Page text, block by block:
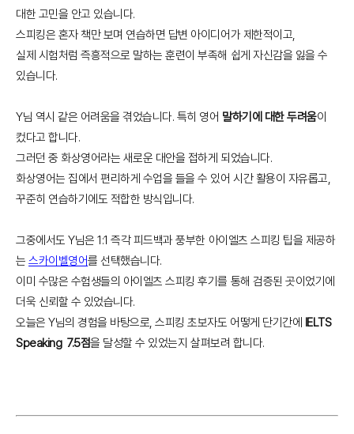
대한 고민을 안고 있습니다.
스피킹은 혼자 책만 보며 연습하면 답변 아이디어가 제한적이고,
실제 시험처럼 즉흥적으로 말하는 훈련이 부족해 쉽게 자신감을 잃을 수
있습니다.
Y님 역시 같은 어려움을 겪었습니다. 특히 영어 말하기에 대한 두려움이
컸다고 합니다.
그러던 중 화상영어라는 새로운 대안을 접하게 되었습니다.
화상영어는 집에서 편리하게 수업을 들을 수 있어 시간 활용이 자유롭고,
꾸준히 연습하기에도 적합한 방식입니다.
그중에서도 Y님은 1:1 즉각 피드백과 풍부한 아이엘츠 스피킹 팁을 제공하
는스카이벨영어를 선택했습니다.
이미 수많은 수험생들의 아이엘츠 스피킹 후기를 통해 검증된 곳이었기에
더욱 신뢰할 수 있었습니다.
오늘은 Y님의 경험을 바탕으로, 스피킹 초보자도 어떻게 단기간에 IELTS
Speaking 7.5점을 달성할 수 있었는지 살펴보려 합니다.